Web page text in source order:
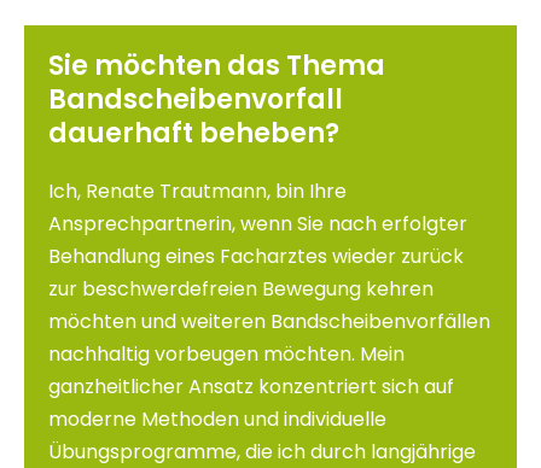
Sie möchten das Thema
Bandscheibenvorfall
dauerhaft beheben?
Ich, Renate Trautmann, bin Ihre
Ansprechpartnerin, wenn Sie nach erfolgter
Behandlung eines Facharztes wieder zurück
zur beschwerdefreien Bewegung kehren
möchten und weiteren Bandscheibenvorfällen
nachhaltig vorbeugen möchten. Mein
ganzheitlicher Ansatz konzentriert sich auf
moderne Methoden und individuelle
Übungsprogramme, die ich durch langjährige